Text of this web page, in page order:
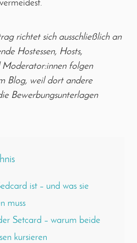
richtet sich ausschließlich an
Hostessen, Hosts,
Moderator:innen folgen
Blog, weil dort andere
Bewerbungsunterlagen
ist – und was sie
muss
Setcard – warum beide
kursieren